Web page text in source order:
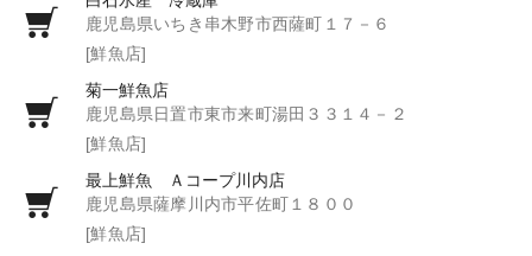
鹿児島県いちき串木野市西薩町１７－６
[鮮魚店]
菊一鮮魚店
鹿児島県日置市東市来町湯田３３１４－２
[鮮魚店]
最上鮮魚 Ａコープ川内店
鹿児島県薩摩川内市平佐町１８００
[鮮魚店]